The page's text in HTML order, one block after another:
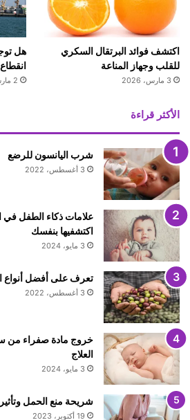
اكتشف فوائد البرتقال السكري
للقلب وجهاز المناعة
3 مارس، 2026
هل
2 مارس، 2026
الأكثر قراءة
شرب اليانسون للرضع
3 أغسطس، 2022
اكتشفيها بنفسك
3 مايو، 2024
تعرف على أفضل أنواع
3 أغسطس، 2022
خروج مادة صفراء من
العلاج
3 مايو، 2024
شريحة منع الحمل
19 أكتوبر، 2023